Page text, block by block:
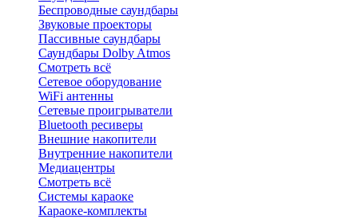
Беспроводные саундбары
Звуковые проекторы
Пассивные саундбары
Саундбары Dolby Atmos
Смотреть всё
Сетевое оборудование
WiFi антенны
Сетевые проигрыватели
Bluetooth ресиверы
Внешние накопители
Внутренние накопители
Медиацентры
Смотреть всё
Системы караоке
Караоке-комплекты